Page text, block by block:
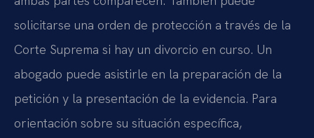
solicitarse una orden de protección a través de la
Corte Suprema si hay un divorcio en curso. Un
abogado puede asistirle en la preparación de la
petición y la presentación de la evidencia. Para
orientación sobre su situación específica,